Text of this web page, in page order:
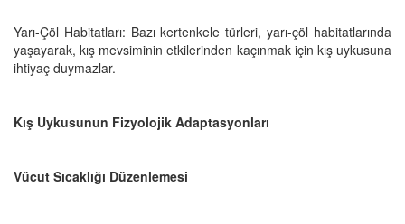
Yarı-Çöl Habitatları: Bazı kertenkele türleri, yarı-çöl habitatlarında
yaşayarak, kış mevsiminin etkilerinden kaçınmak için kış uykusuna
ihtiyaç duymazlar.
Kış Uykusunun Fizyolojik Adaptasyonları
Vücut Sıcaklığı Düzenlemesi